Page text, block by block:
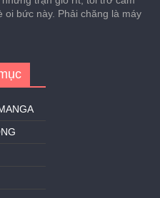
bức này. Phải chăng là máy